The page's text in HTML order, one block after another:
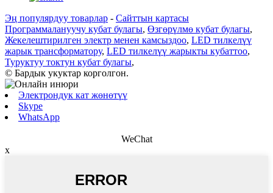
Эң популярдуу товарлар - Сайттын картасы
Программалануучу кубат булагы, Өзгөрүлмө кубат булагы,
Жекелештирилген электр менен камсыздоо, LED тилкелүү
жарык трансформатору, LED тилкелүү жарыкты кубаттоо,
Туруктуу токтун кубат булагы,
© Бардык укуктар корголгон.
Электрондук кат жөнөтүү
Skype
WhatsApp
WeChat
x